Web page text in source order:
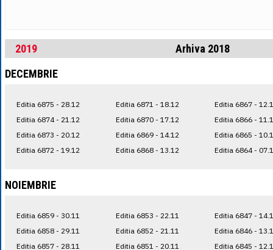
2019
Arhiva 2018
DECEMBRIE
Editia 6875 - 28.12
Editia 6874 - 21.12
Editia 6873 - 20.12
Editia 6872 - 19.12
Editia 6871 - 18.12
Editia 6870 - 17.12
Editia 6869 - 14.12
Editia 6868 - 13.12
Editia 6867 -
Editia 6866 -
Editia 6865 -
Editia 6864 -
NOIEMBRIE
Editia 6859 - 30.11
Editia 6858 - 29.11
Editia 6857 - 28.11
Editia 6853 - 22.11
Editia 6852 - 21.11
Editia 6851 - 20.11
Editia 6847 -
Editia 6846 -
Editia 6845 -